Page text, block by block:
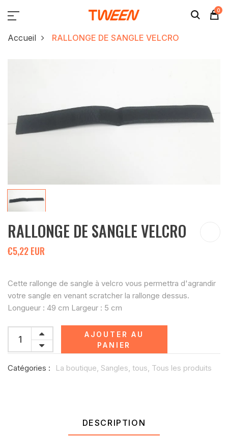
0
Accueil RALLONGE DE SANGLE VELCRO
RALLONGE DE SANGLE VELCRO
€5,22 EUR
Cette rallonge de sangle à velcro vous permettra d'agrandir
votre sangle en venant scratcher la rallonge dessus.
Longueur : 49 cm Largeur : 5 cm
AJOUTER AU
PANIER
Catégories : La boutique, Sangles, tous, Tous les produits
DESCRIPTION